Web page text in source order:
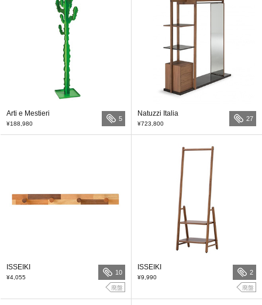
Arti e Mestieri
¥188,980
5
Natuzzi Italia
¥723,800
27
ISSEIKI
¥4,055
10
廃盤
ISSEIKI
¥9,990
2
廃盤